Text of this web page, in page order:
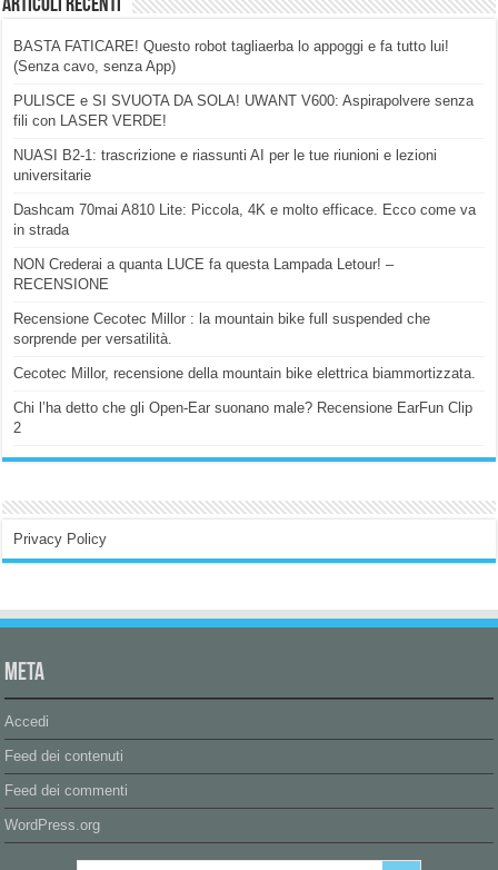
Articoli Recenti
BASTA FATICARE! Questo robot tagliaerba lo appoggi e fa tutto lui!
(Senza cavo, senza App)
PULISCE e SI SVUOTA DA SOLA! UWANT V600: Aspirapolvere senza
fili con LASER VERDE!
NUASI B2-1: trascrizione e riassunti AI per le tue riunioni e lezioni
universitarie
Dashcam 70mai A810 Lite: Piccola, 4K e molto efficace. Ecco come va
in strada
NON Crederai a quanta LUCE fa questa Lampada Letour! –
RECENSIONE
Recensione Cecotec Millor : la mountain bike full suspended che
sorprende per versatilità.
Cecotec Millor, recensione della mountain bike elettrica biammortizzata.
Chi l’ha detto che gli Open-Ear suonano male? Recensione EarFun Clip
2
Privacy Policy
Meta
Accedi
Feed dei contenuti
Feed dei commenti
WordPress.org